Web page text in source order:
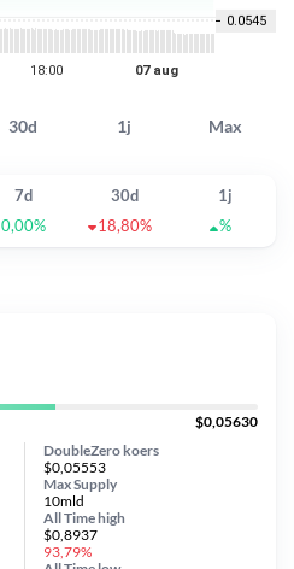
30d 1j Max
7d 30d
1j
0,00% 18,80% %
$0,05630
DoubleZero koers
$0,05553
Max Supply
10mld
All Timehigh
$0,8937
93,79%